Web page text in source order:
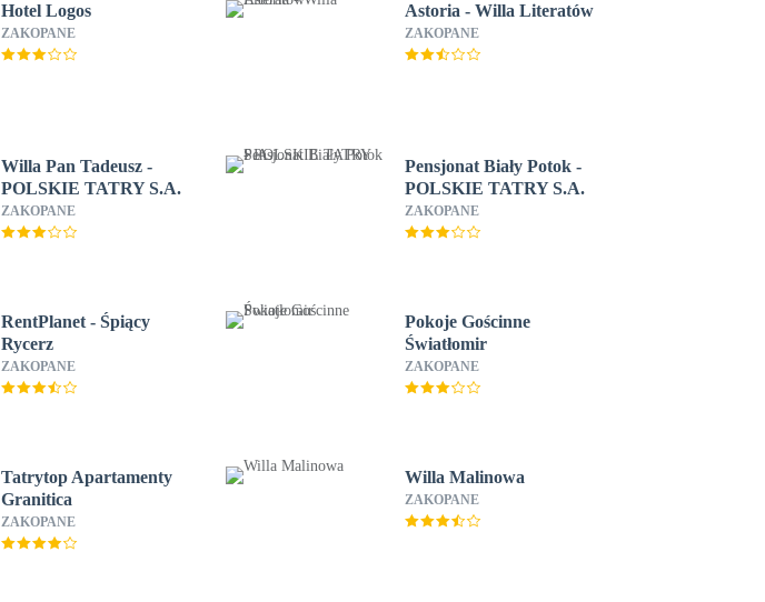
Hotel Logos
ZAKOPANE
Astoria - Willa Literatów
ZAKOPANE
Willa Pan Tadeusz -
POLSKIE TATRY S.A.
ZAKOPANE
Pensjonat Biały Potok -
POLSKIE TATRY S.A.
ZAKOPANE
RentPlanet - Śpiący
Rycerz
ZAKOPANE
Pokoje Gościnne
Światłomir
ZAKOPANE
Tatrytop Apartamenty
Granitica
ZAKOPANE
Willa Malinowa
ZAKOPANE